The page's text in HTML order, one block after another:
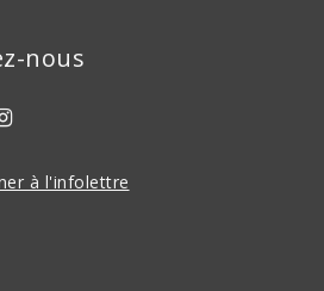
nous
à l'infolettre